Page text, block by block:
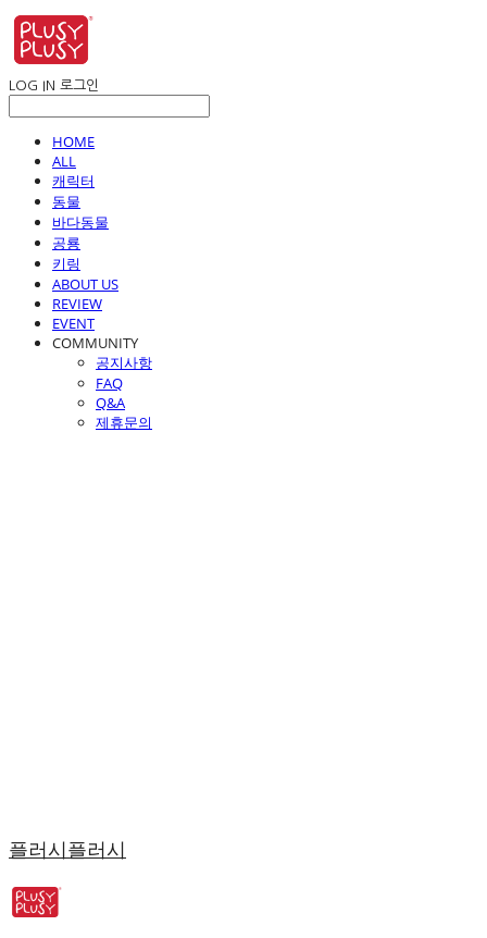
LOG IN 로그인
HOME
ALL
캐릭터
동물
바다동물
공룡
키링
ABOUT US
REVIEW
EVENT
COMMUNITY
공지사항
FAQ
Q&A
제휴문의
플러시플러시